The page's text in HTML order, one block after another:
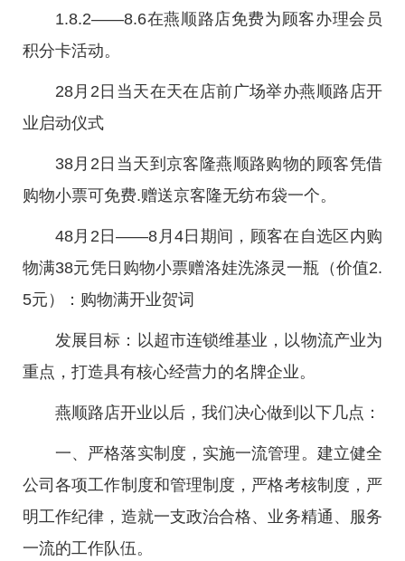
1.8.2——8.6在燕顺路店免费为顾客办理会员
积分卡活动。
28月2日当天在天在店前广场举办燕顺路店开
业启动仪式
38月2日当天到京客隆燕顺路购物的顾客凭借
购物小票可免费.赠送京客隆无纺布袋一个。
48月2日——8月4日期间，顾客在自选区内购
物满38元凭日购物小票赠洛娃洗涤灵一瓶（价值2.
5元）：购物满开业贺词
发展目标：以超市连锁维基业，以物流产业为
重点，打造具有核心经营力的名牌企业。
燕顺路店开业以后，我们决心做到以下几点：
一、严格落实制度，实施一流管理。建立健全
公司各项工作制度和管理制度，严格考核制度，严
明工作纪律，造就一支政治合格、业务精通、服务
一流的工作队伍。